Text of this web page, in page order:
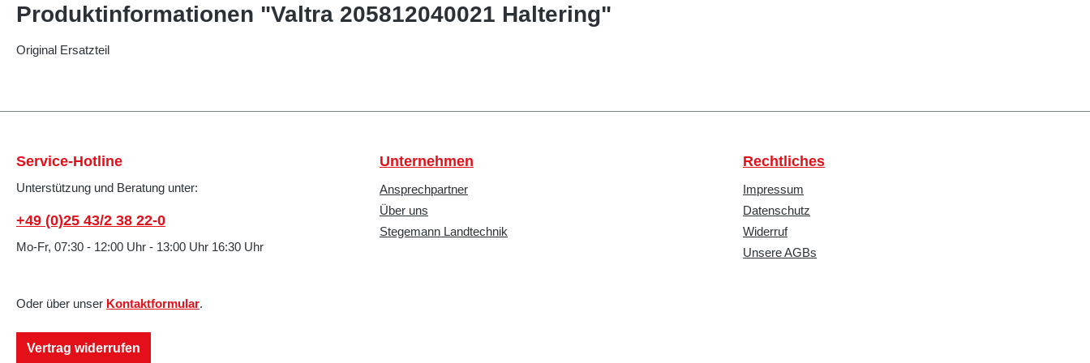
Produktinformationen "Valtra 205812040021 Haltering"
Original Ersatzteil
Service-Hotline
Unterstützung und Beratung unter:
+49 (0)25 43/2 38 22-0
Mo-Fr, 07:30 - 12:00 Uhr - 13:00 Uhr 16:30 Uhr
Oder über unser Kontaktformular.
Vertrag widerrufen
Unternehmen
Ansprechpartner
Über uns
Stegemann Landtechnik
Rechtliches
Impressum
Datenschutz
Widerruf
Unsere AGBs